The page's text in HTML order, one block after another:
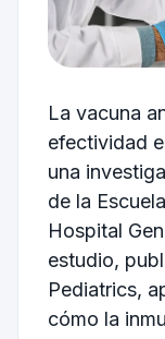
La vacuna
efectividad
una
de la
Hospital
estudio,
Pediatrics,
cómo la